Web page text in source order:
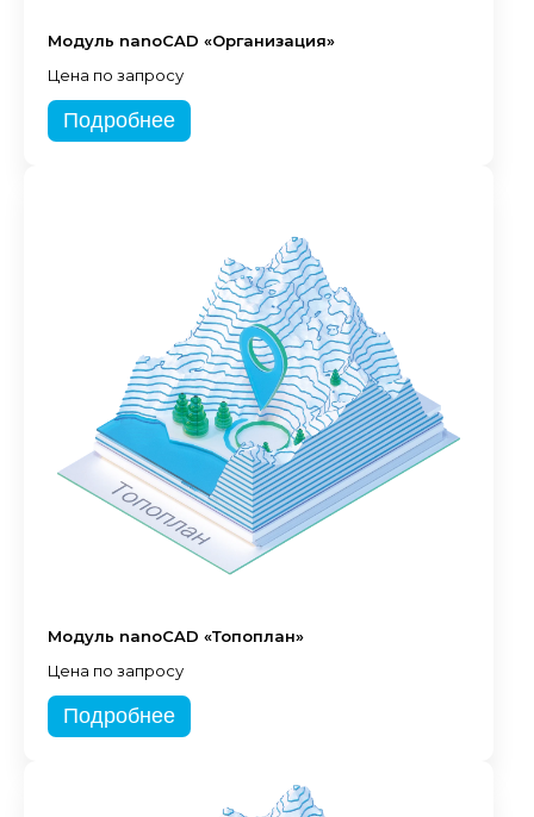
Модуль nanoCAD «Организация»
Цена по запросу
Подробнее
Модуль nanoCAD «Топоплан»
Цена по запросу
Подробнее